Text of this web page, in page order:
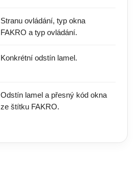
Stranu ovládání, typ okna
FAKRO a typ ovládání.
Konkrétní odstín lamel.
Odstín lamel a přesný kód okna
ze štítku FAKRO.